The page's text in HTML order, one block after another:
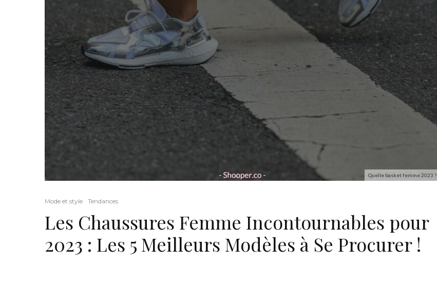
Quelle basket femme 2023 ?
Mode et style Tendances
Les Chaussures Femme Incontournables pour
2023 : Les 5 Meilleurs Modèles à Se Procurer !